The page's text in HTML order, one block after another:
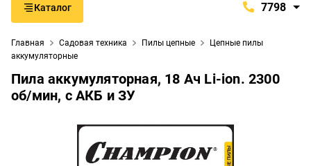
Каталог 7798
+375 (29) 765-57-74
Будние дни:с 9:00 до 21:00
Главная Садовая техника Пилы цепные
Цепные пилы
аккумуляторные
Пила аккумуляторная, 18 Ач Li-ion. 2300
об/мин, c АКБ и ЗУ